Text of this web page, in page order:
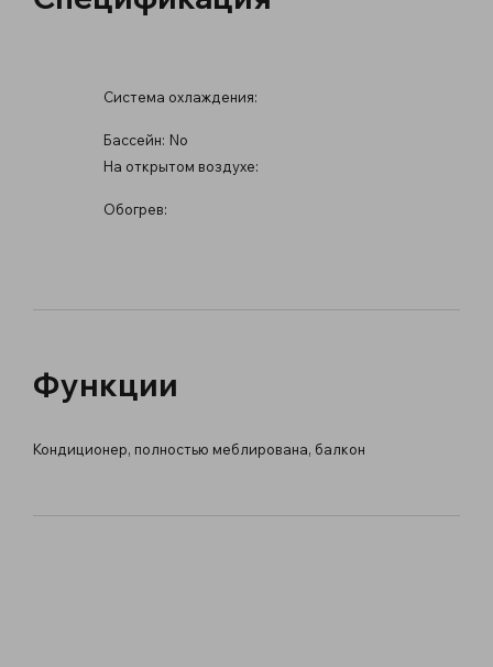
Система охлаждения:
Бассейн: No
На открытом воздухе:
Обогрев:
Функции
Кондиционер, полностью меблирована, балкон